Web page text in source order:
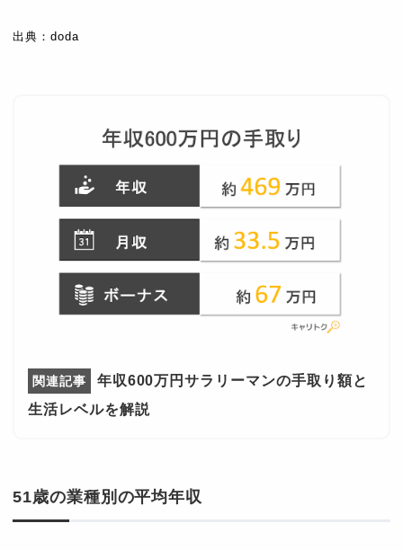
出典：doda
年収600万円サラリーマンの手取り額と
生活レベルを解説
51歳の業種別の平均年収